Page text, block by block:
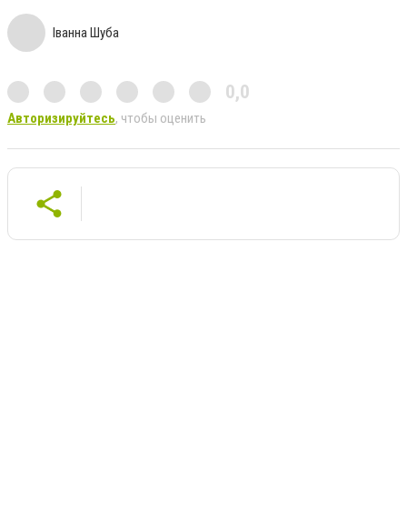
Іванна Шуба
0,0
Авторизируйтесь, чтобы оценить